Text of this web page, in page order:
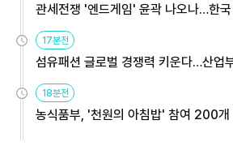
관세전쟁 '엔드게임' 윤곽 나오나…한
17분전
섬유패션 글로벌 경쟁력 키운다…산업
18분전
농식품부, '천원의 아침밥' 참여 200개